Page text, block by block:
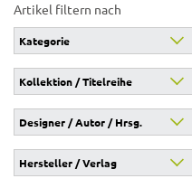
Artikel filtern nach
Kategorie
Kollektion / Titelreihe